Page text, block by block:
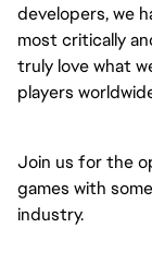
developers, we
most critically
truly love what
players
Join us for the
games with
industry.